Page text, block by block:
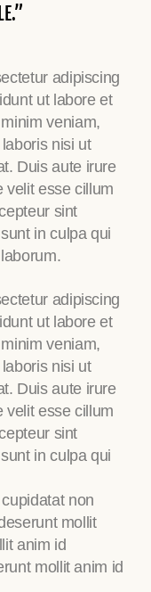
adipiscing
ut labore et
veniam,
nisi ut
Duis aute irure
velit esse cillum
sint
in culpa qui
adipiscing
ut labore et
veniam,
nisi ut
Duis aute irure
velit esse cillum
sint
in culpa qui
non
mollit
anim id
mollit anim id